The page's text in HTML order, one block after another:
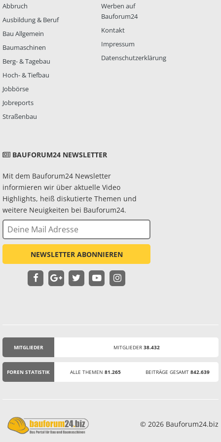
Abbruch
Ausbildung & Beruf
Bau Allgemein
Baumaschinen
Berg- & Tagebau
Hoch- & Tiefbau
Jobbörse
Jobreports
Straßenbau
Werben auf
Bauforum24
Kontakt
Impressum
Datenschutzerklärung
BAUFORUM24 NEWSLETTER
Mit dem Bauforum24 Newsletter
informieren wir über aktuelle Video
Highlights, heiß diskutierte Themen und
weitere Neuigkeiten bei Bauforum24.
NEWSLETTER ABONNIEREN
MITGLIEDER MITGLIEDER 38.432
FOREN STATISTIK ALLE THEMEN 81.265 BEITRÄGE GESAMT 842.639
© 2026 Bauforum24.biz